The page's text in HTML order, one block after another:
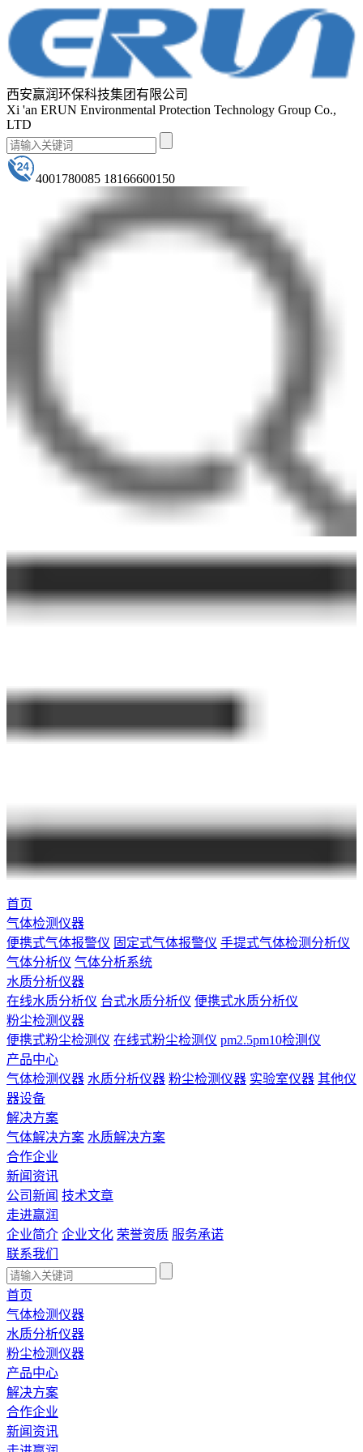
西安赢润环保科技集团有限公司
Xi 'an ERUN Environmental Protection Technology Group Co.,
LTD
4001780085 18166600150
首页
气体检测仪器
便携式气体报警仪 固定式气体报警仪 手提式气体检测分析仪
气体分析仪 气体分析系统
水质分析仪器
在线水质分析仪 台式水质分析仪 便携式水质分析仪
粉尘检测仪器
便携式粉尘检测仪 在线式粉尘检测仪 pm2.5pm10检测仪
产品中心
气体检测仪器 水质分析仪器 粉尘检测仪器 实验室仪器 其他仪
器设备
解决方案
气体解决方案 水质解决方案
合作企业
新闻资讯
公司新闻 技术文章
走进赢润
企业简介 企业文化 荣誉资质 服务承诺
联系我们
首页
气体检测仪器
水质分析仪器
粉尘检测仪器
产品中心
解决方案
合作企业
新闻资讯